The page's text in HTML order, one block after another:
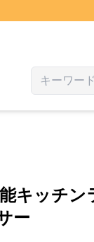
キッチン
ー